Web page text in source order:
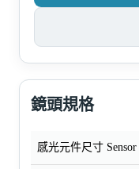
鏡頭規格
感光元件尺寸 Sensor